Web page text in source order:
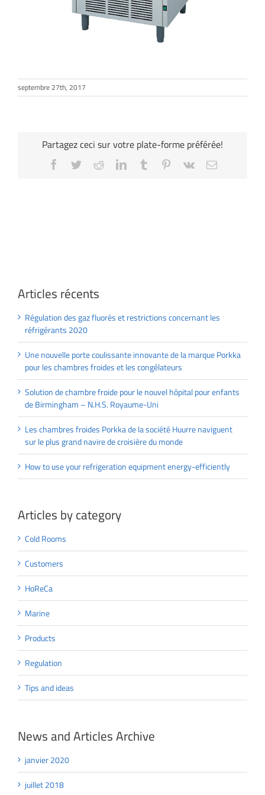
septembre 27th, 2017
Partagez ceci sur votre plate-forme préférée!
Facebook
TwitterRedditLinkedInTumblrPinterest
Vk Email
Articles récents
Régulation des gaz fluorés et restrictions concernant les
réfrigérants 2020
Une nouvelle porte coulissante innovante de la marque Porkka
pour les chambres froides et les congélateurs
Solution de chambre froide pour le nouvel hôpital pour enfants
de Birmingham – N.H.S. Royaume-Uni
Les chambres froides Porkka de la société Huurre naviguent
sur le plus grand navire de croisière du monde
How to use your refrigeration equipment energy-efficiently
Articles by category
Cold Rooms
Customers
HoReCa
Marine
Products
Regulation
Tips and ideas
News and Articles Archive
janvier 2020
juillet 2018